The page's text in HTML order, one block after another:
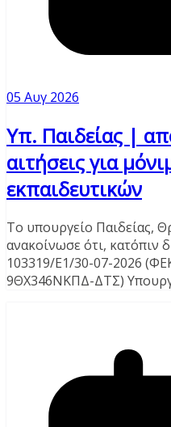
05 Αυγ 2026
Υπ. Παιδείας |
αιτήσεις για
εκπαιδευτικών
Το υπουργείο Παιδείας,
ανακοίνωσε ότι, κατόπιν
103319/Ε1/30-07-2026
9ΘΧ346ΝΚΠΔ-ΔΤΣ)